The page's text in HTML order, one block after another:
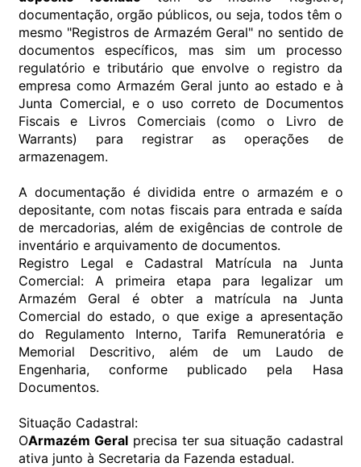
documentação, orgão públicos, ou seja, todos têm o
mesmo "Registros de Armazém Geral" no sentido de
documentos específicos, mas sim um processo
regulatório e tributário que envolve o registro da
empresa como Armazém Geral junto ao estado e à
Junta Comercial, e o uso correto de Documentos
Fiscais e Livros Comerciais (como o Livro de
Warrants) para registrar as operações de
armazenagem.
A documentação é dividida entre o armazém e o
depositante, com notas fiscais para entrada e saída
de mercadorias, além de exigências de controle de
inventário e arquivamento de documentos.
Registro Legal e Cadastral Matrícula na Junta
Comercial: A primeira etapa para legalizar um
Armazém Geral é obter a matrícula na Junta
Comercial do estado, o que exige a apresentação
do Regulamento Interno, Tarifa Remuneratória e
Memorial Descritivo, além de um Laudo de
Engenharia, conforme publicado pela Hasa
Documentos.
Situação Cadastral:
OArmazém Geralprecisa ter sua situação cadastral
ativa junto à Secretaria da Fazenda estadual.